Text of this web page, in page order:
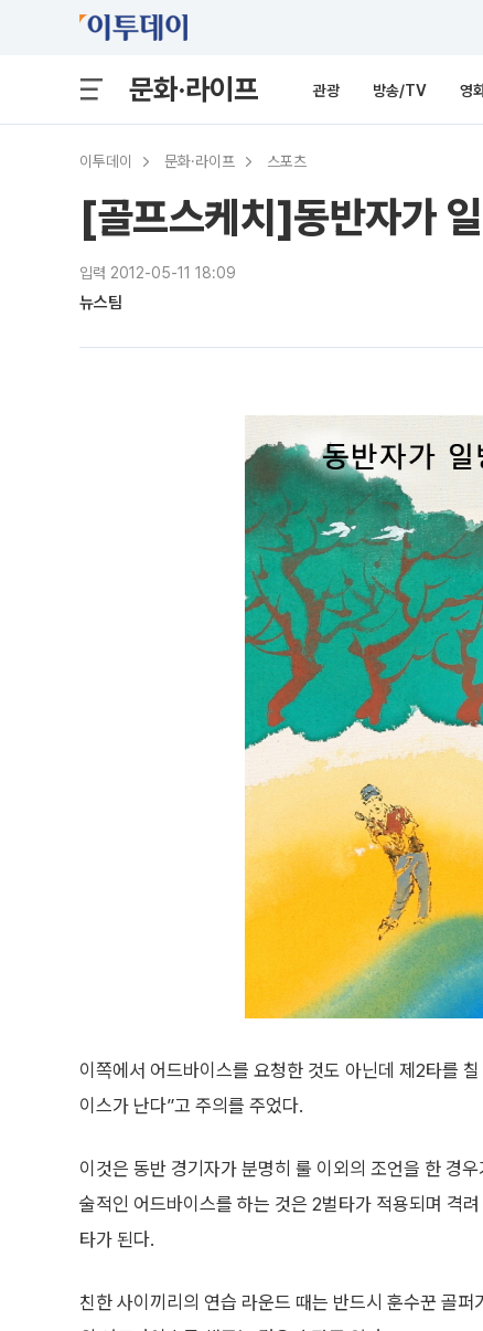
문화·라이프 관광 방송/TV 영
이투데이 문화·라이프 스포츠
[골프스케치]동반자가
입력 2012-05-11 18:09
뉴스팀
이쪽에서 어드바이스를 요청한 것도 아닌데 제2타를
이스가 난다”고 주의를 주었다.
이것은 동반 경기자가 분명히 룰 이외의 조언을 한 경
술적인 어드바이스를 하는 것은 2벌타가 적용되며 격
타가 된다.
친한 사이끼리의 연습 라운드 때는 반드시 훈수꾼 골